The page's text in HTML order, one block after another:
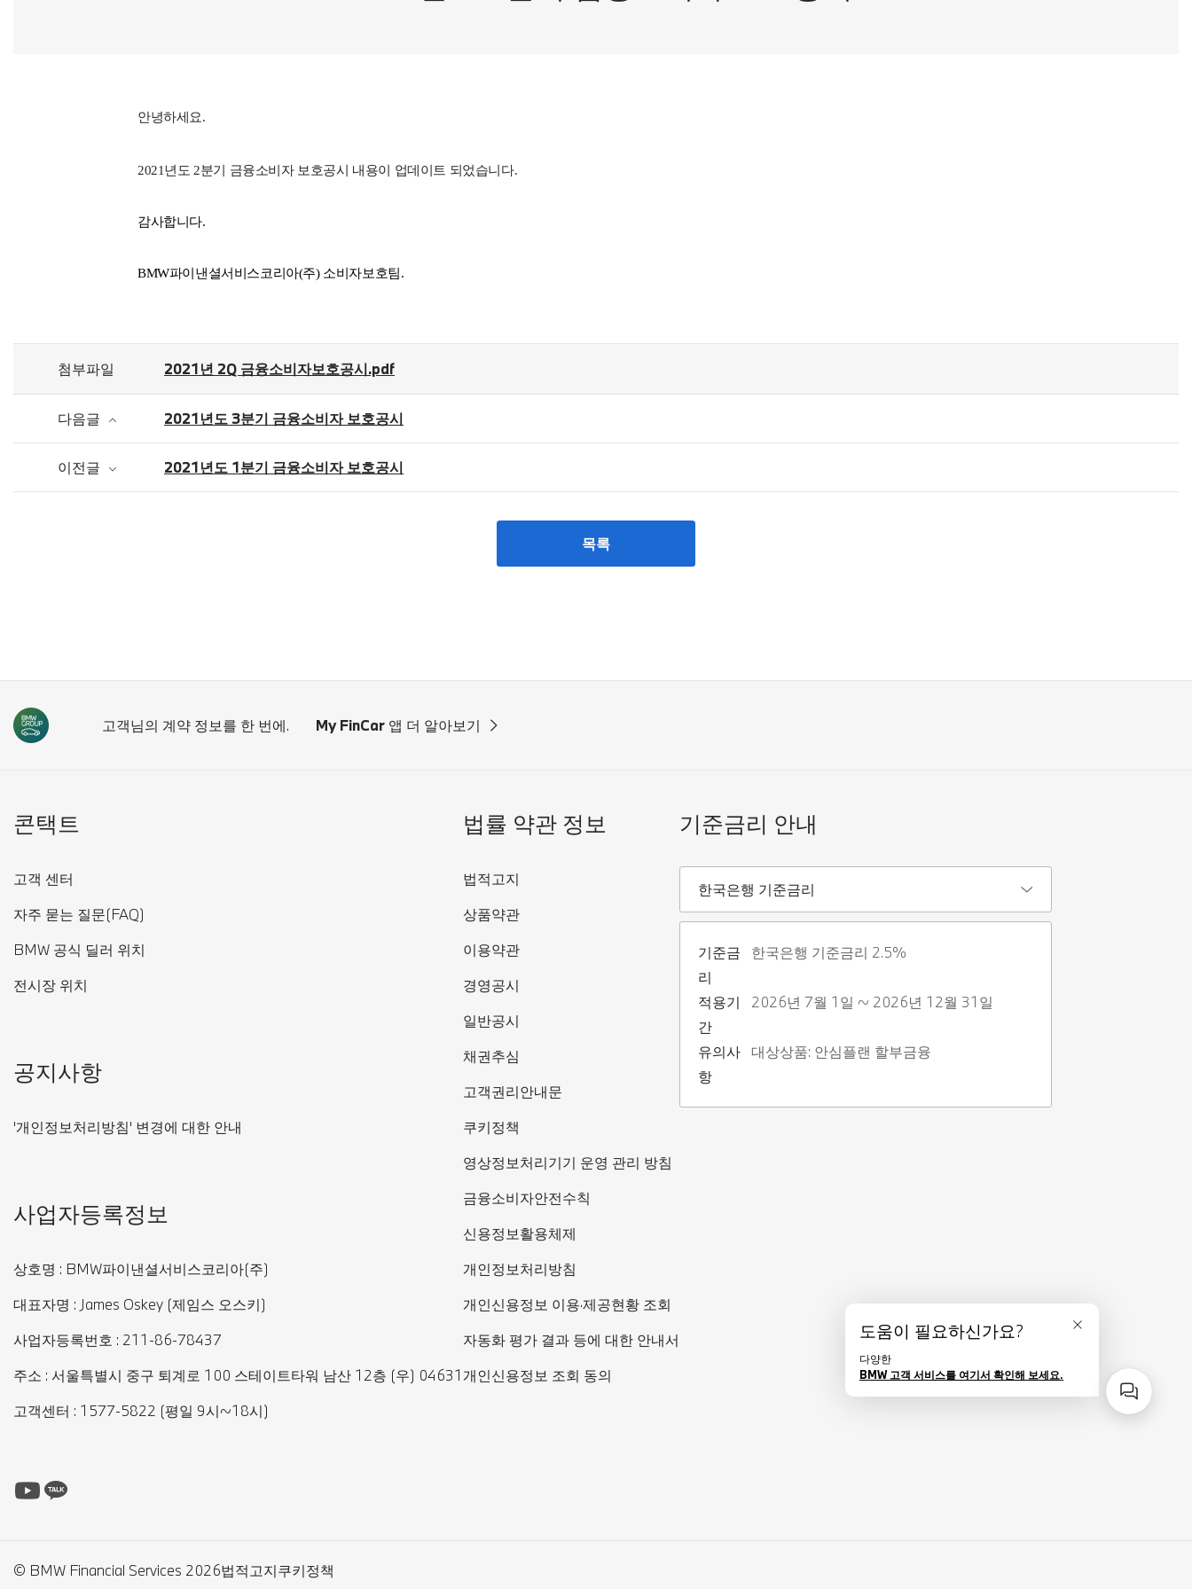
안녕하세요.
2021년도 2분기 금융소비자 보호공시 내용이 업데이트 되었습니다.
감사합니다.
BMW파이낸셜서비스코리아(주) 소비자보호팀.
첨부파일 2021년 2Q 금융소비자보호공시.pdf
다음글 2021년도 3분기 금융소비자 보호공시
이전글 2021년도 1분기 금융소비자 보호공시
목록
고객님의 계약 정보를 한 번에. My FinCar 앱 더 알아보기
콘택트
고객 센터
자주 묻는 질문(FAQ)
BMW 공식 딜러 위치
전시장 위치
공지사항
'개인정보처리방침' 변경에 대한 안내
사업자등록정보
상호명 : BMW파이낸셜서비스코리아(주)
대표자명 : James Oskey (제임스 오스키)
사업자등록번호 : 211-86-78437
주소 : 서울특별시 중구 퇴계로 100 스테이트타워 남산 12층 (우) 04631
고객센터 : 1577-5822 (평일 9시~18시)
법률 약관 정보
법적고지
상품약관
이용약관
경영공시
일반공시
채권추심
고객권리안내문
쿠키정책
영상정보처리기기 운영 관리 방침
금융소비자안전수칙
신용정보활용체제
개인정보처리방침
개인신용정보 이용·제공현황 조회
자동화 평가 결과 등에 대한 안내서
개인신용정보 조회 동의
기준금리 안내
기준금리안내
한국은행 기준금리
기준금
리
한국은행 기준금리 2.5%
적용기
간
2026년 7월 1일 ~ 2026년 12월 31일
유의사
항
대상상품: 안심플랜 할부금융
© BMW Financial Services 2026법적고지쿠키정책
닫기
도움이 필요하신가요?
다양한
BMW 고객 서비스를 여기서 확인해 보세요.
사이드바